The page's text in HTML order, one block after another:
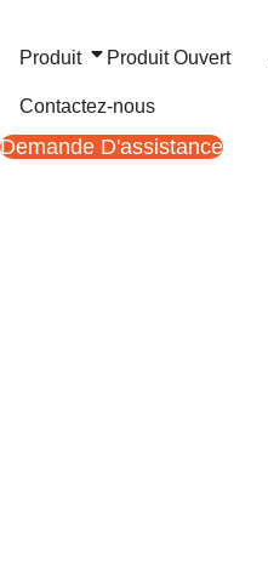
auProduit Produit Ouvert
Contactez-nous
Demande D'assistance